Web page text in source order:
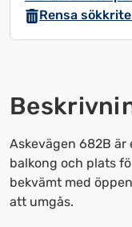
kalendern
och
välja
Tryck
på
frågetecknet
för
att
få
Rensa
Askevägen 682B
balkong och plats
bekvämt med
att umgås.